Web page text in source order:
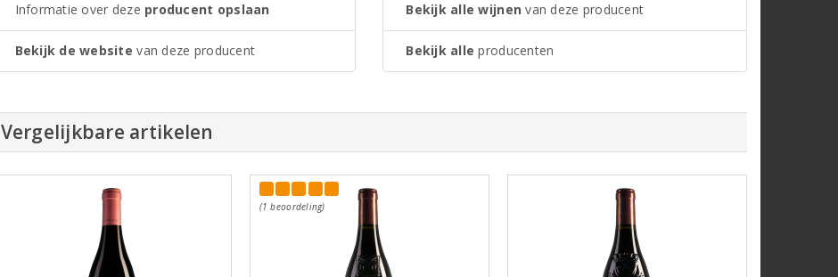
Informatie over deze producent opslaan
Bekijk de website van deze producent
Bekijk alle wijnen van deze producent
Bekijk alle producenten
Vergelijkbare artikelen
(1 beoordeling)